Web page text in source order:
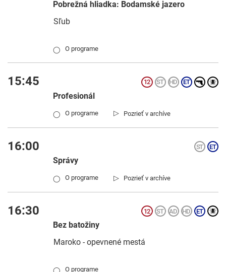
Pobrežná hliadka: Bodamské jazero
Sľub
◯ O programe
15:45
Profesionál
▷ Pozrieť v archíve
◯ O programe
16:00
Správy
▷ Pozrieť v archíve
◯ O programe
16:30
Bez batožiny
Maroko - opevnené mestá
◯ O programe